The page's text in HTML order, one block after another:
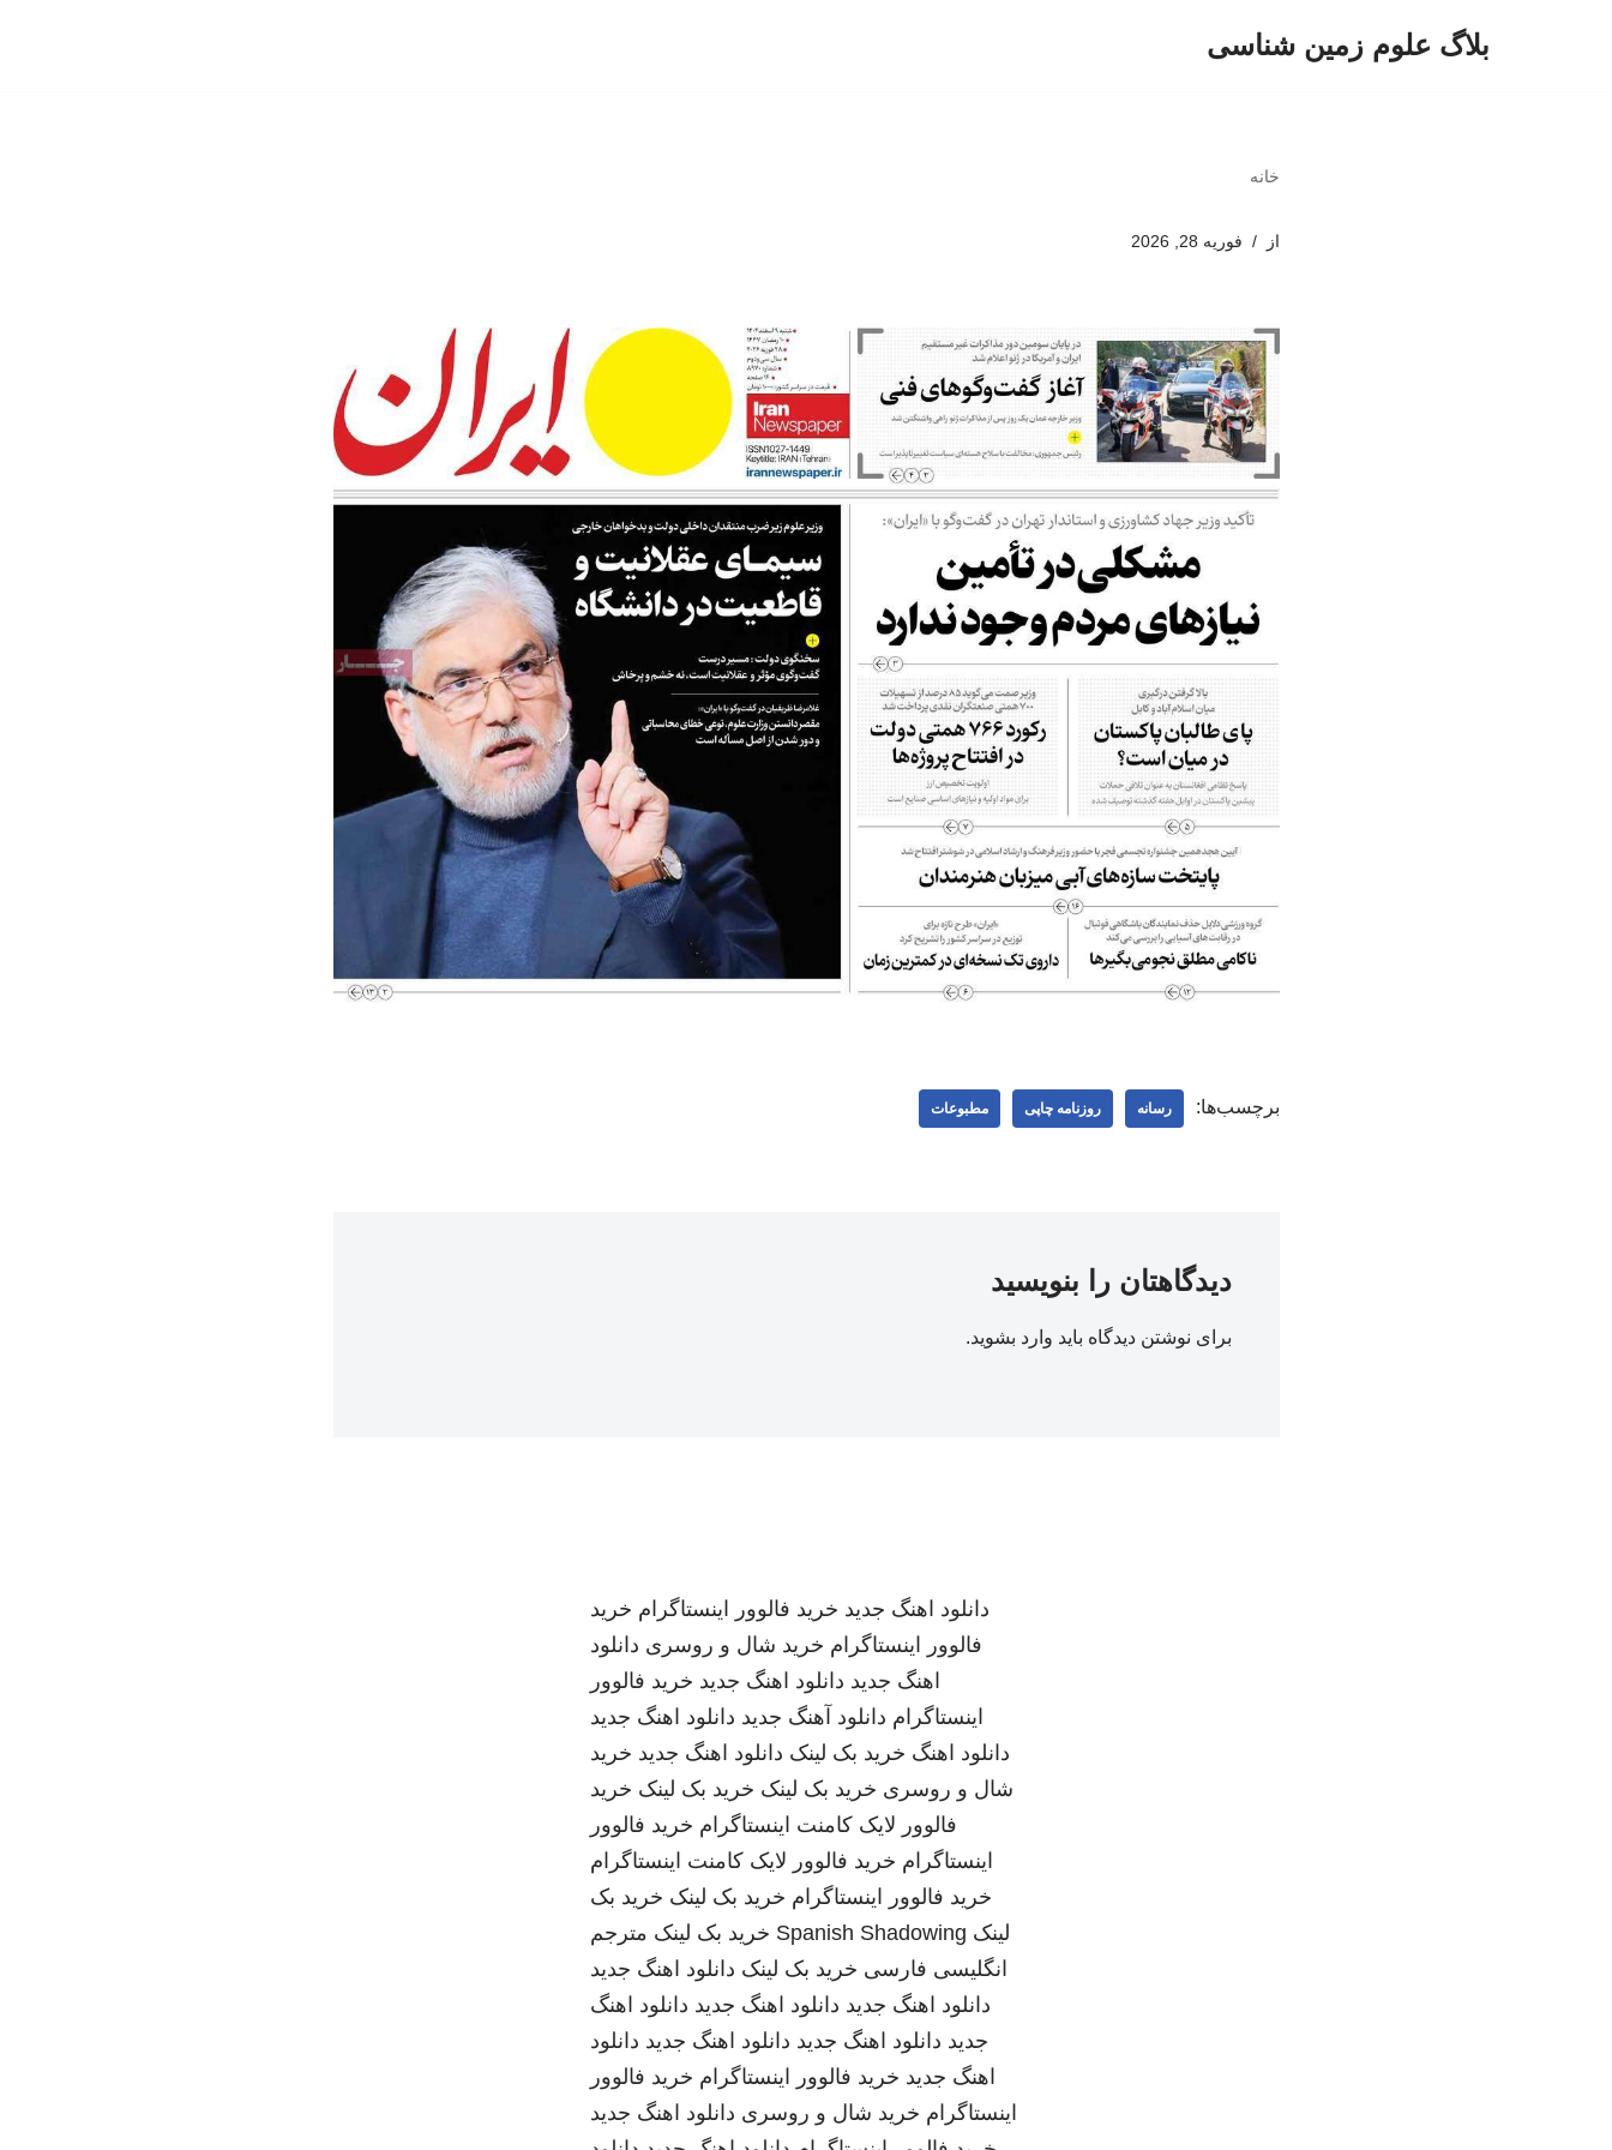
بلاگ علوم زمین شناسی
خانه
از فوریه 28, 2026
برچسب‌ها: رسانه روزنامه چاپی مطبوعات
دیدگاهتان را بنویسید
برای نوشتن دیدگاه باید وارد بشوید.
دانلود اهنگ جدید خرید فالوور اینستاگرام خرید
فالوور اینستاگرام خرید شال و روسری دانلود
اهنگ جدید دانلود اهنگ جدید خرید فالوور
اینستاگرام دانلود آهنگ جدید دانلود اهنگ جدید
دانلود اهنگ خرید بک لینک دانلود اهنگ جدید خرید
شال و روسری خرید بک لینک خرید بک لینک خرید
فالوور لایک کامنت اینستاگرام خرید فالوور
اینستاگرام خرید فالوور لایک کامنت اینستاگرام
خرید فالوور اینستاگرام خرید بک لینک خرید بک
لینک Spanish Shadowing خرید بک لینک مترجم
انگلیسی فارسی خرید بک لینک دانلود اهنگ جدید
دانلود اهنگ جدید دانلود اهنگ جدید دانلود اهنگ
جدید دانلود اهنگ جدید دانلود اهنگ جدید دانلود
اهنگ جدید خرید فالوور اینستاگرام خرید فالوور
اینستاگرام خرید شال و روسری دانلود اهنگ جدید